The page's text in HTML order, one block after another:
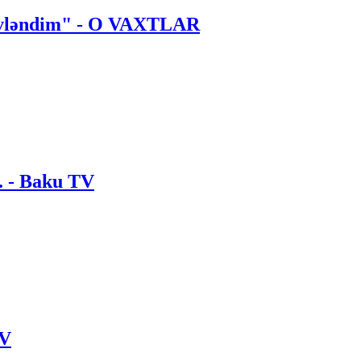
- O VAXTLAR
- Baku TV